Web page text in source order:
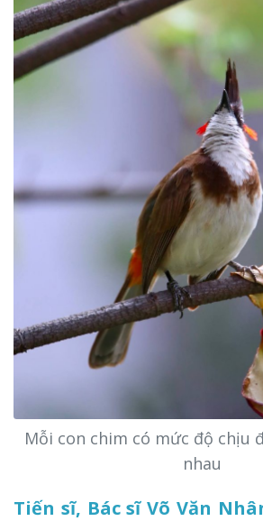
Mỗi con chim có mức độ chịu
nhau
Tiến sĩ, Bác sĩ Võ Văn